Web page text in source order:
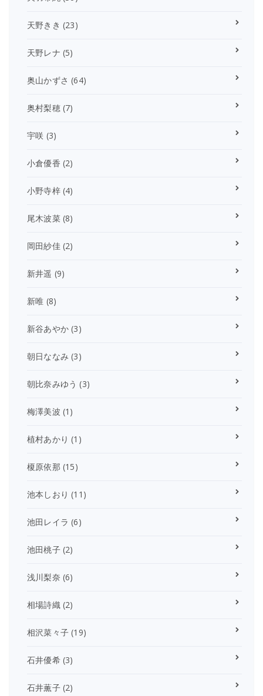
天野きき (23)
天野レナ (5)
奥山かずさ (64)
奥村梨穂(7)
宇咲 (3)
小倉優香 (2)
小野寺梓(4)
尾木波菜(8)
岡田紗佳(2)
新井遥 (9)
新唯 (8)
新谷あやか (3)
朝日ななみ (3)
朝比奈みゆう (3)
梅澤美波 (1)
植村あかり (1)
榎原依那 (15)
池本しおり (11)
池田レイラ (6)
池田桃子(2)
浅川梨奈 (6)
相場詩織(2)
相沢菜々子 (19)
石井優希(3)
石井薫子(2)